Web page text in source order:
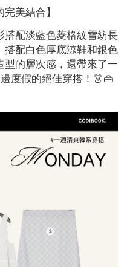
美結合】
配淡藍色菱格紋雪紡長
配白色厚底涼鞋和銀色
的層次感，還帶來了一
度假的絕佳穿搭！👗👜